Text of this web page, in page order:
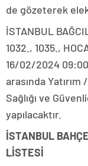
de gözeterek
İSTANBUL
1032., 1035.,
16/02/2024
arasında
Sağlığı ve
yapılacaktır.
İSTANBUL
LİSTESİ